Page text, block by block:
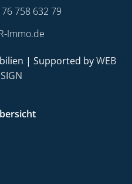
758 632 79
Immo.de
| Supported byWEB